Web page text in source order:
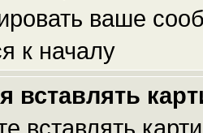
ваше
к началу
вставлять